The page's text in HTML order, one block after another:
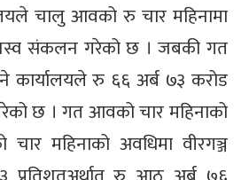
चालु आवको रु चार महिनामा
संकलन गरेको छ । जबकी गत
कार्यालयले रु ६६ अर्ब ७३ करोड
छ । गत आवको चार महिनाको
महिनाको अवधिमा वीरगञ्ज